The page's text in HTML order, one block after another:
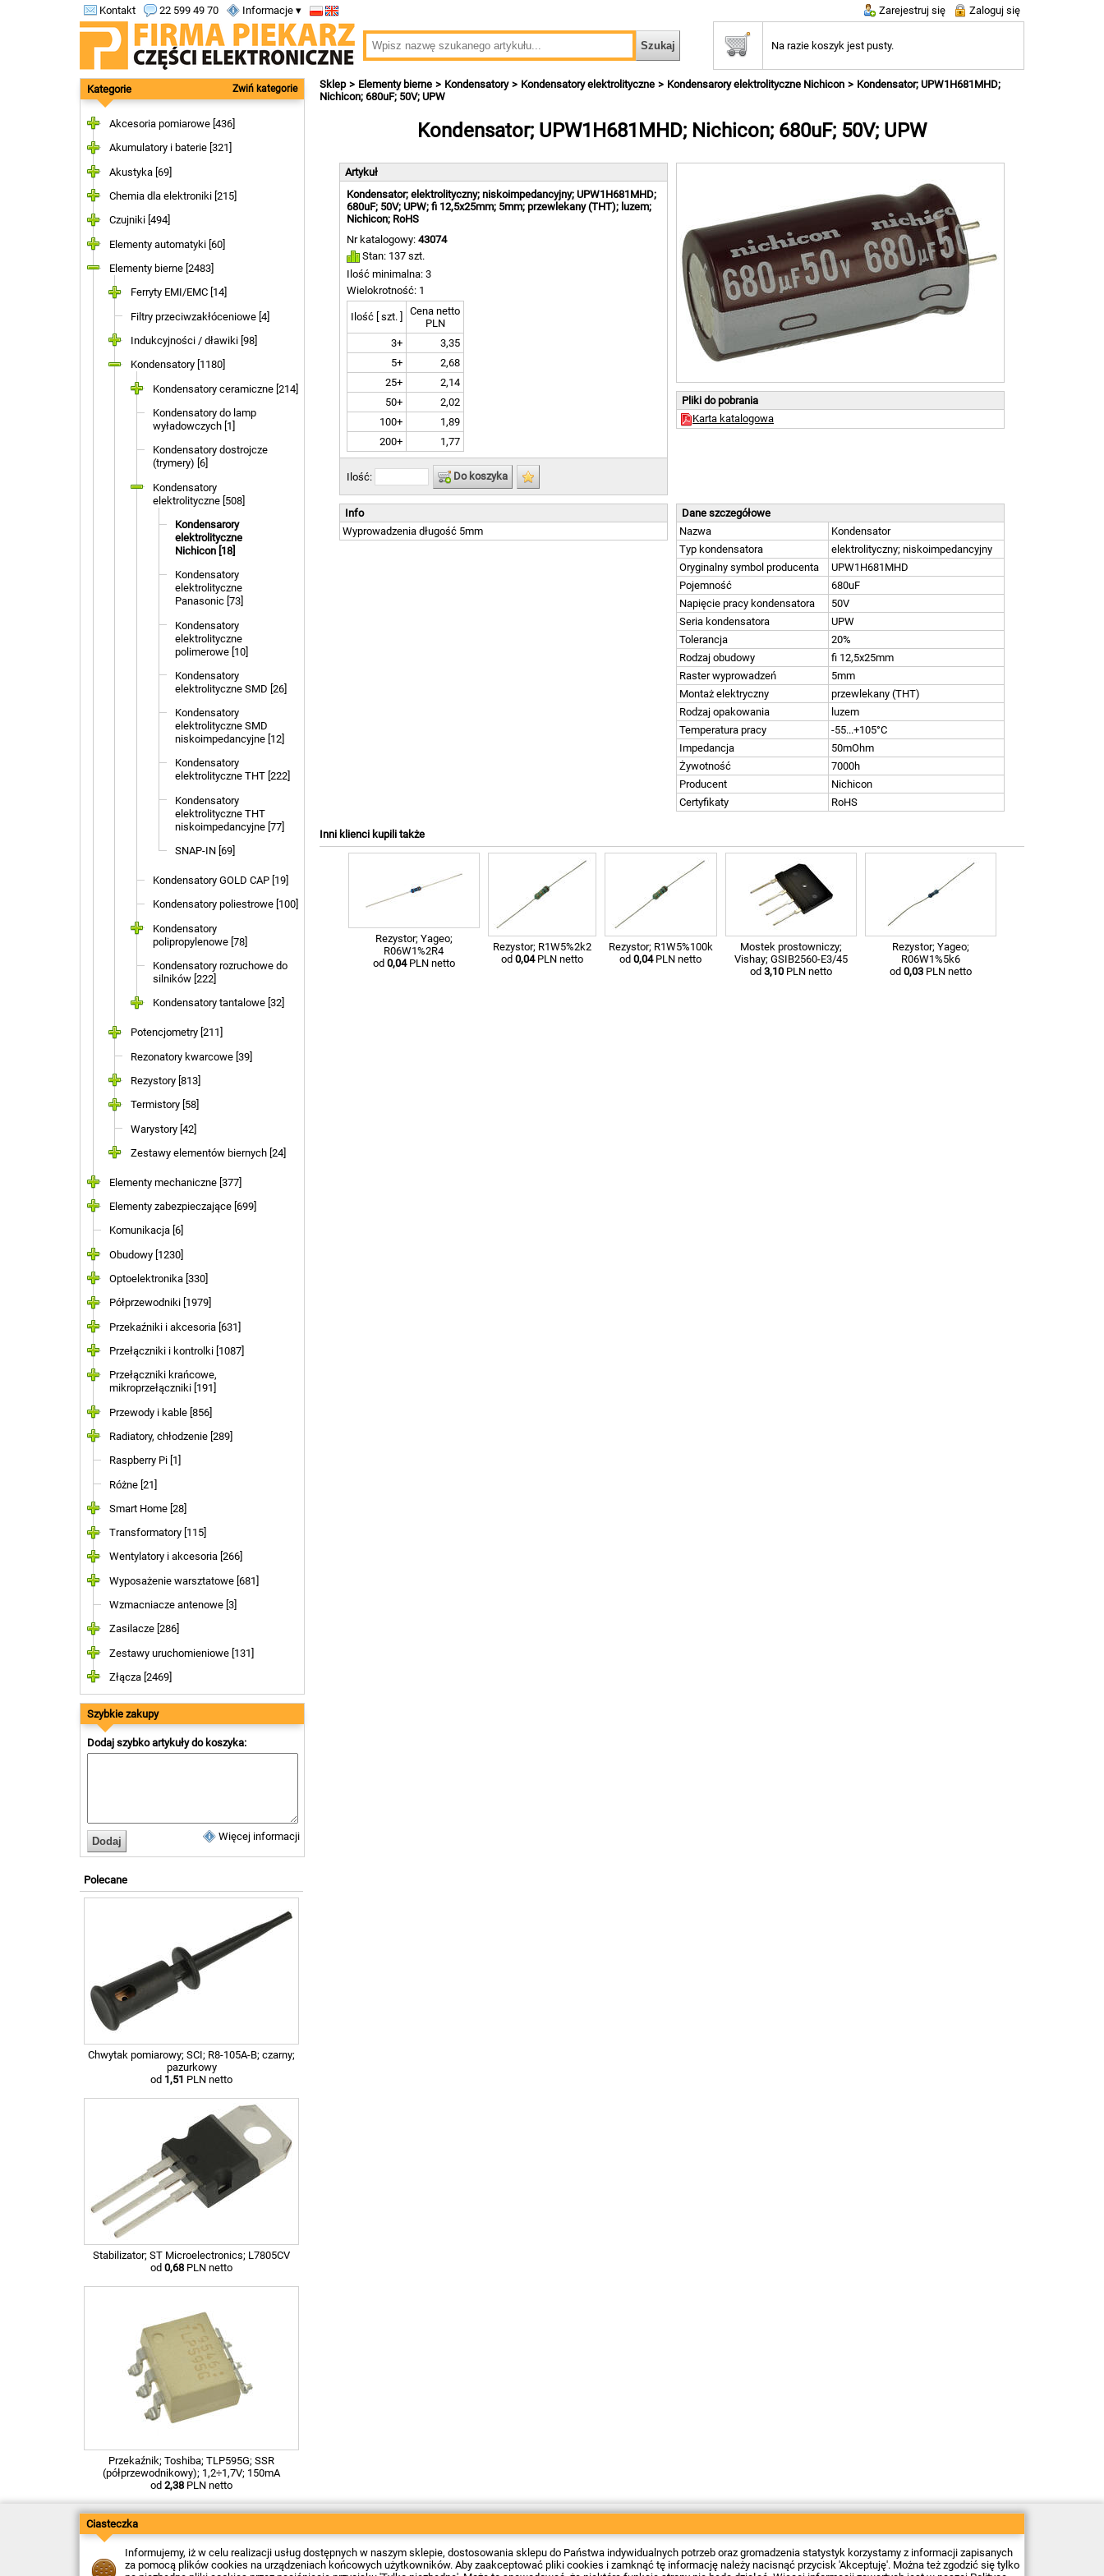
Kontakt 22 599 49 70 Informacje ▾ Zarejestruj się Zaloguj się
Na razie koszyk jest pusty.
Kategorie Zwiń kategorie
Akcesoria pomiarowe [436]
Akumulatory i baterie [321]
Akustyka [69]
Chemia dla elektroniki [215]
Czujniki [494]
Elementy automatyki [60]
Elementy bierne [2483]
Ferryty EMI/EMC [14]
Filtry przeciwzakłóceniowe [4]
Indukcyjności / dławiki [98]
Kondensatory [1180]
Kondensatory ceramiczne [214]
Kondensatory do lamp
wyładowczych [1]
Kondensatory dostrojcze
(trymery) [6]
Kondensatory
elektrolityczne [508]
Kondensarory
elektrolityczne
Nichicon [18]
Kondensatory
elektrolityczne
Panasonic [73]
Kondensatory
elektrolityczne
polimerowe [10]
Kondensatory
elektrolityczne SMD [26]
Kondensatory
elektrolityczne SMD
niskoimpedancyjne [12]
Kondensatory
elektrolityczne THT [222]
Kondensatory
elektrolityczne THT
niskoimpedancyjne [77]
SNAP-IN [69]
Kondensatory GOLD CAP [19]
Kondensatory poliestrowe [100]
Kondensatory
polipropylenowe [78]
Kondensatory rozruchowe do
silników [222]
Kondensatory tantalowe [32]
Potencjometry [211]
Rezonatory kwarcowe [39]
Rezystory [813]
Termistory [58]
Warystory [42]
Zestawy elementów biernych [24]
Elementy mechaniczne [377]
Elementy zabezpieczające [699]
Komunikacja [6]
Obudowy [1230]
Optoelektronika [330]
Półprzewodniki [1979]
Przekaźniki i akcesoria [631]
Przełączniki i kontrolki [1087]
Przełączniki krańcowe,
mikroprzełączniki [191]
Przewody i kable [856]
Radiatory, chłodzenie [289]
Raspberry Pi [1]
Różne [21]
Smart Home [28]
Transformatory [115]
Wentylatory i akcesoria [266]
Wyposażenie warsztatowe [681]
Wzmacniacze antenowe [3]
Zasilacze [286]
Zestawy uruchomieniowe [131]
Złącza [2469]
Szybkie zakupy
Dodaj szybko artykuły do koszyka:
Więcej informacji
Polecane
Chwytak pomiarowy; SCI; R8-105A-B; czarny;
pazurkowy
od 1,51 PLN netto
Stabilizator; ST Microelectronics; L7805CV
od 0,68 PLN netto
Przekaźnik; Toshiba; TLP595G; SSR
(półprzewodnikowy); 1,2÷1,7V; 150mA
od 2,38 PLN netto
Sklep Elementy bierne Kondensatory Kondensatory elektrolityczne Kondensarory elektrolityczne Nichicon
Kondensator; UPW1H681MHD;
Nichicon; 680uF; 50V; UPW
Kondensator; UPW1H681MHD; Nichicon; 680uF; 50V; UPW
Pliki do pobrania
Karta katalogowa
Artykuł
Kondensator; elektrolityczny; niskoimpedancyjny; UPW1H681MHD;
680uF; 50V; UPW; fi 12,5x25mm; 5mm; przewlekany (THT); luzem;
Nichicon; RoHS
Nr katalogowy: 43074
Stan: 137 szt.
Ilość minimalna: 3
Wielokrotność: 1
Ilość [ szt. ]
Cena netto
PLN
3+
3,35
5+
2,68
25+
2,14
50+
2,02
100+
1,89
200+
1,77
Ilość: Do koszyka
Info
Wyprowadzenia długość 5mm
Dane szczegółowe
Nazwa
Kondensator
Typ kondensatora
elektrolityczny; niskoimpedancyjny
Oryginalny symbol producenta
UPW1H681MHD
Pojemność
680uF
Napięcie pracy kondensatora
50V
Seria kondensatora
UPW
Tolerancja
20%
Rodzaj obudowy
fi 12,5x25mm
Raster wyprowadzeń
5mm
Montaż elektryczny
przewlekany (THT)
Rodzaj opakowania
luzem
Temperatura pracy
-55...+105°C
Impedancja
50mOhm
Żywotność
7000h
Producent
Nichicon
Certyfikaty
RoHS
Inni klienci kupili także
Rezystor; Yageo;
R06W1%2R4
od 0,04PLN netto
Rezystor; R1W5%2k2
od 0,04PLN netto
Rezystor; R1W5%100k
od 0,04PLN netto
Mostek prostowniczy;
Vishay; GSIB2560-E3/45
od 3,10PLN netto
Rezystor; Yageo;
R06W1%5k6
od 0,03PLN netto
Kontakt
Dostawa
Zwroty
ul. Wólczyńska 206
01-919 Warszawa
NIP: 118-15-77-240
Ciasteczka
Informujemy, iż w celu realizacji usług dostępnych w naszym sklepie, dostosowania sklepu do Państwa indywidualnych potrzeb oraz gromadzenia statystyk korzystamy z informacji zapisanych
za pomocą plików cookies na urządzeniach końcowych użytkowników. Aby zaakceptować pliki cookies i zamknąć tę informację należy nacisnąć przycisk 'Akceptuję'. Można też zgodzić się tylko